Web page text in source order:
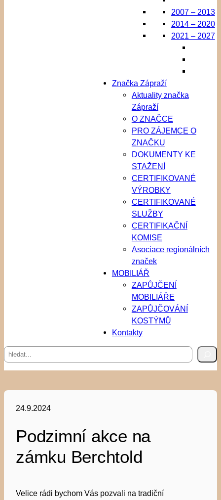
2007 – 2013
2014 – 2020
2021 – 2027
Značka Zápraží
Aktuality značka
Zápraží
O ZNAČCE
PRO ZÁJEMCE O
ZNAČKU
DOKUMENTY KE
STAŽENÍ
CERTIFIKOVANÉ
VÝROBKY
CERTIFIKOVANÉ
SLUŽBY
CERTIFIKAČNÍ
KOMISE
Asociace regionálních
značek
MOBILIÁŘ
ZAPŮJČENÍ
MOBILIÁŘE
ZAPŮJČOVÁNÍ
KOSTÝMŮ
Kontakty
Hledat
24.9.2024
Podzimní akce na
zámku Berchtold
Velice rádi bychom Vás pozvali na tradiční